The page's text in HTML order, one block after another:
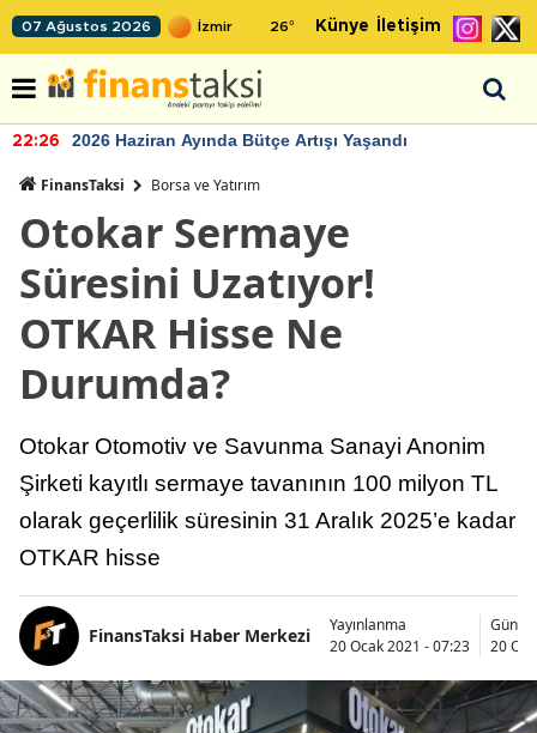
07 Ağustos 2026 26° Künye İletişim
22:26 2026 Haziran Ayında Bütçe Artışı Yaşandı
FinansTaksi Borsa ve Yatırım
Otokar Sermaye
Süresini Uzatıyor!
OTKAR Hisse Ne
Durumda?
Otokar Otomotiv ve Savunma Sanayi Anonim
Şirketi kayıtlı sermaye tavanının 100 milyon TL
olarak geçerlilik süresinin 31 Aralık 2025’e kadar
OTKAR hisse
FinansTaksi Haber Merkezi
Yayınlanma
20 Ocak 2021 - 07:23
20